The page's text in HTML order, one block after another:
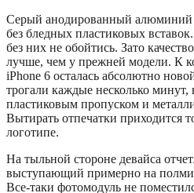
Серый анодированный алюминий
без бледных пластиковых
без них не обойтись. Зато
лучше, чем у прежней модели. К
iPhone 6 осталась абсолютно
трогали каждые несколько минут,
пластиковым пропуском и
Вытирать отпечатки приходится
логотипе.
На тыльной стороне девайса
выступающий примерно на
Все-таки фотомодуль не